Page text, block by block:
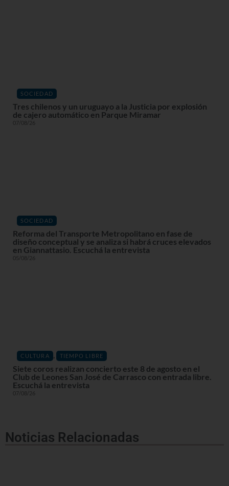
SOCIEDAD
Tres chilenos y un uruguayo a la Justicia por explosión
de cajero automático en Parque Miramar
07/08/26
SOCIEDAD
Reforma del Transporte Metropolitano en fase de
diseño conceptual y se analiza si habrá cruces elevados
en Giannattasio. Escuchá la entrevista
05/08/26
CULTURA , TIEMPO LIBRE
Siete coros realizan concierto este 8 de agosto en el
Club de Leones San José de Carrasco con entrada libre.
Escuchá la entrevista
07/08/26
Noticias Relacionadas